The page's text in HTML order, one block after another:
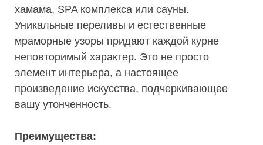
хамама, SPA комплекса или сауны.
Уникальные переливы и естественные
мраморные узоры придают каждой курне
неповторимый характер. Это не просто
элемент интерьера, а настоящее
произведение искусства, подчеркивающее
вашу утонченность.
Преимущества: